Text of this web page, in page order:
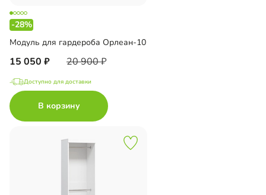
-28%
Модуль для гардероба Орлеан-10
15 050 20 900
Доступно для доставки
В корзину